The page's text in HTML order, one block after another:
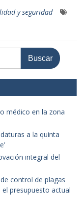
y seguridad
médico en la zona
a la quinta
integral del
control de plagas
presupuesto actual